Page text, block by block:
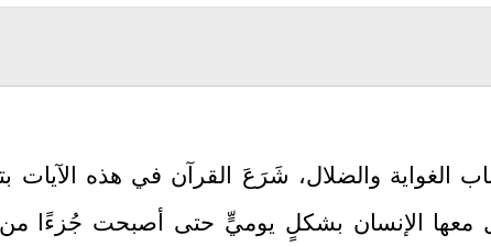
والضلال، شَرَعَ القرآن في هذه الآيات
معها الإنسان بشكلٍ يوميٍّ حتى أصبحت جُزءًا من